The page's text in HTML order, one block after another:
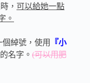
， 可以給她一點
。
綽號，使用
『小
名字。 (可以用肥